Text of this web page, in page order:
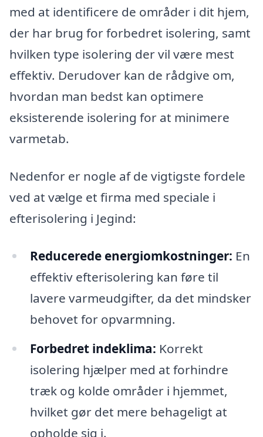
med at identificere de områder i dit hjem,
der har brug for forbedret isolering, samt
hvilken type isolering der vil være mest
effektiv. Derudover kan de rådgive om,
hvordan man bedst kan optimere
eksisterende isolering for at minimere
varmetab.
Nedenfor er nogle af de vigtigste fordele
ved at vælge et firma med speciale i
efterisolering i Jegind:
Reducerede energiomkostninger: En
effektiv efterisolering kan føre til
lavere varmeudgifter, da det mindsker
behovet for opvarmning.
Forbedret indeklima: Korrekt
isolering hjælper med at forhindre
træk og kolde områder i hjemmet,
hvilket gør det mere behageligt at
opholde sig i.